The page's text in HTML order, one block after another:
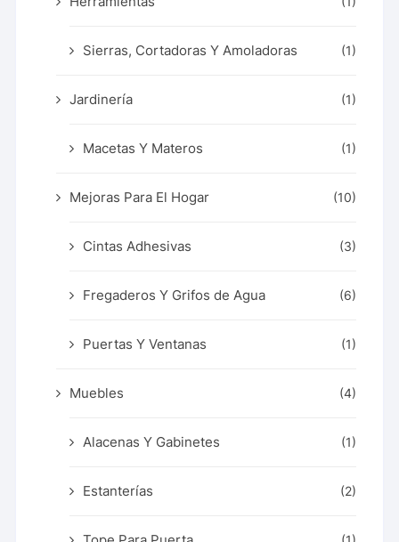
Sierras, Cortadoras Y Amoladoras (1)
Jardinería (1)
Macetas Y Materos (1)
Mejoras Para El Hogar (10)
Cintas Adhesivas (3)
Fregaderos Y Grifos de Agua (6)
Puertas Y Ventanas (1)
Muebles (4)
Alacenas Y Gabinetes (1)
Estanterías (2)